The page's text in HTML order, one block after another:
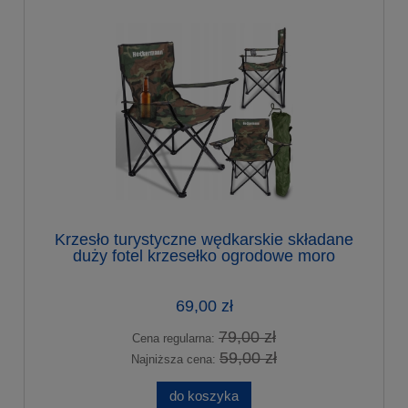
Krzesło turystyczne wędkarskie składane
duży fotel krzesełko ogrodowe moro
69,00 zł
Cena regularna: 79,00 zł
Najniższa cena: 59,00 zł
do koszyka